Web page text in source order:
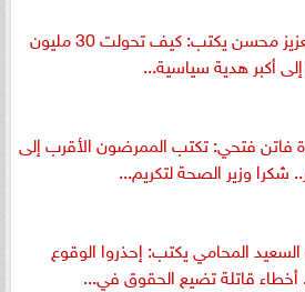
عبدالعزيز محسن يكتب: كيف تحولت 30 مليون
إلى أكبر هدية سياسية...
فاتن فتحي: تكتب الممرضون الأقرب إلى
شكرا وزير الصحة لتكريم...
المحامي يكتب: إحذروا الوقوع
أخطاء قاتلة تضيع الحقوق في...